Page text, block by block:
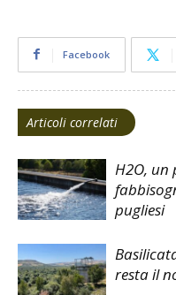
Facebook
Articoli correlati
H2O, un
pugliesi
resta il